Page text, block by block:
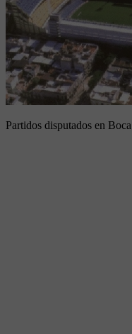
Partidos disputados en